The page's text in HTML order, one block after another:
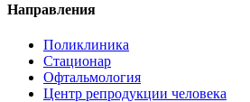
Направления
Поликлиника
Стационар
Офтальмология
Центр репродукции человека